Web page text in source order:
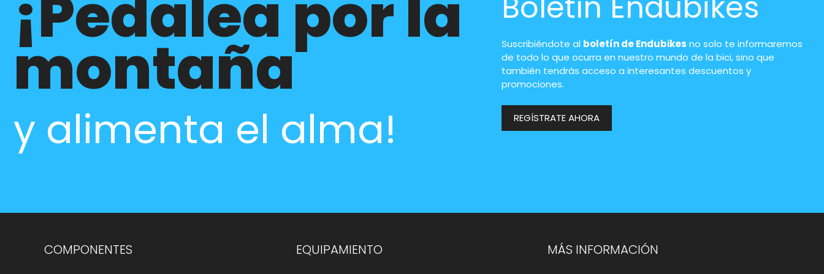
montaña
y alimenta el alma!
Suscribiéndote al boletín de Endubikes no solo te informaremos
de todo lo que ocurra en nuestro mundo de la bici, sino que
también tendrás acceso a interesantes descuentos y
promociones.
REGÍSTRATE AHORA
COMPONENTES EQUIPAMIENTO MÁS INFORMACIÓN